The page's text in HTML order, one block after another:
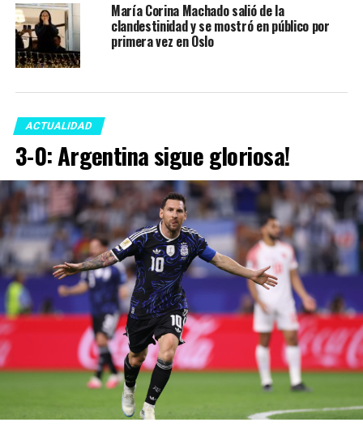
María Corina Machado salió de la
clandestinidad y se mostró en público por
primera vez en Oslo
ACTUALIDAD
3-0: Argentina sigue gloriosa!